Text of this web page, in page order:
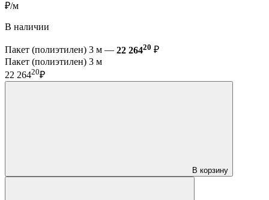
₽/м
В наличии
Пакет (полиэтилен) 3 м — 22 26420 ₽
Пакет (полиэтилен) 3 м
22 26420₽
В корзину